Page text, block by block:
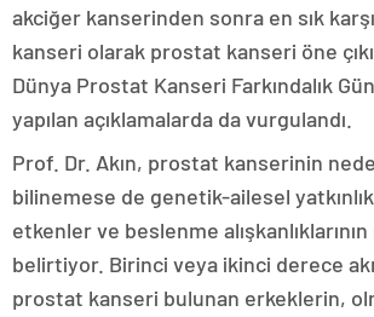
akciğer kanserinden sonra en sık
kanseri olarak prostat kanseri öne
Dünya Prostat Kanseri Farkındalık
yapılan açıklamalarda da vurgulandı.
Prof. Dr. Akın, prostat kanserinin
bilinemese de genetik-ailesel
etkenler ve beslenme alışkanlıklarının
belirtiyor. Birinci veya ikinci derece
prostat kanseri bulunan erkeklerin,